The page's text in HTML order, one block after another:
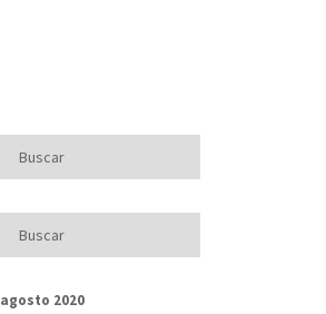
agosto 2020